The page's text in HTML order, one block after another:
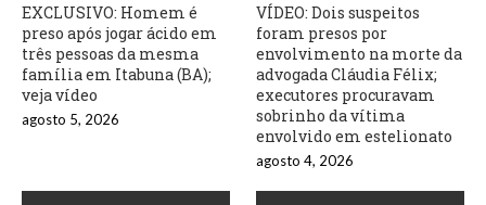
EXCLUSIVO: Homem é
preso após jogar ácido em
três pessoas da mesma
família em Itabuna (BA);
veja vídeo
agosto 5, 2026
VÍDEO: Dois suspeitos
foram presos por
envolvimento na morte da
advogada Cláudia Félix;
executores procuravam
sobrinho da vítima
envolvido em estelionato
agosto 4, 2026